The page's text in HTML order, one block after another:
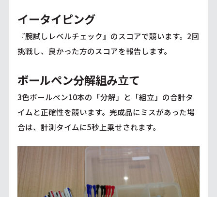
イータイピング
『腕試しレベルチェック』のスコアで競います。2回
挑戦し、良かった方のスコアを報告します。
ボールペン分解組み立て
3色ボールペン10本の「分解」と「組立」の合計タ
イムと正確性を競います。完成品にミスがあった場
合は、計測タイムに5秒上乗せされます。